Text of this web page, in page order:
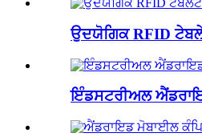
ਉਦਯੋਗਿਕ RFID
ਇੰਡਸਟਰੀਅਲ